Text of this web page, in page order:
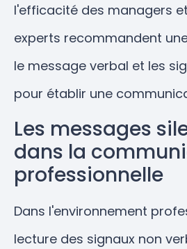
l'efficacité des managers
experts recommandent
le message verbal et les
pour établir une
Les messages
dans la
professionnelle
Dans l'environnement
lecture des signaux non